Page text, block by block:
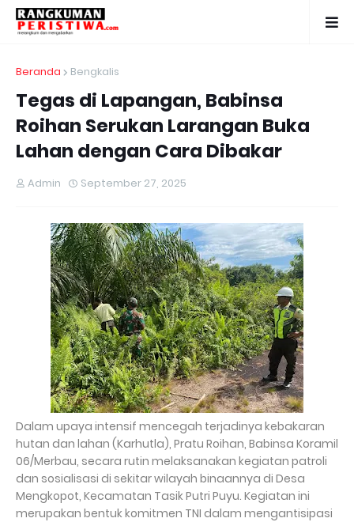
Beranda Bengkalis
Tegas di Lapangan, Babinsa
Roihan Serukan Larangan Buka
Lahan dengan Cara Dibakar
Admin September 27, 2025
Dalam upaya intensif mencegah terjadinya kebakaran
hutan dan lahan (Karhutla), Pratu Roihan, Babinsa Koramil
06/Merbau, secara rutin melaksanakan kegiatan patroli
dan sosialisasi di sekitar wilayah binaannya di Desa
Mengkopot, Kecamatan Tasik Putri Puyu. Kegiatan ini
merupakan bentuk komitmen TNI dalam mengantisipasi